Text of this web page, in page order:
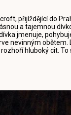
přijíždějící do
a tajemnou
jmenuje,
nevinným
hluboký cit.